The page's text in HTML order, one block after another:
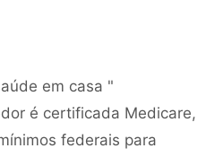
em casa "
é certificada Medicare,
federais para